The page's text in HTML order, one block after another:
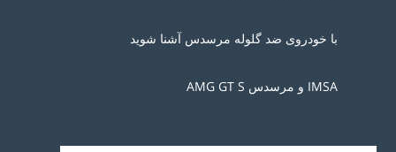
با خودروی ضد گلوله مرسدس آشنا شوید
IMSA و مرسدس AMG GT S